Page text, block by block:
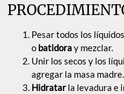
Pesar todos los
o batidoray mezclar.
Unir los secos y los
agregar la masa madre.
Hidratarla levadura e